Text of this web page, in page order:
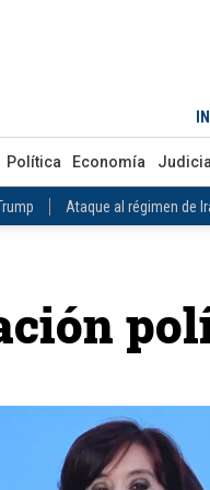
Política Economía Judicial
Ataque al régimen de
Terremoto en
Narcotráfico
José Luis Rodríguez Zapatero
en Colombia Gustavo